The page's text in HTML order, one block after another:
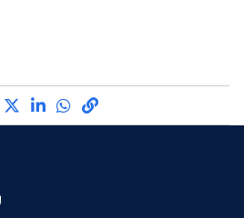
Compartilhe por Facebook
Compartilhe por Twitter
Compartilhe por
Compartilhe por
link para Copiar